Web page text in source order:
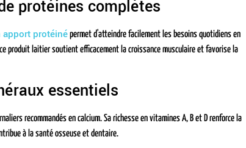
protéines complètes
protéinépermet d'atteindre facilement les besoins quotidiens en
produit laitier soutient efficacement la croissance musculaire et favorise la
essentiels
recommandés en calcium. Sa richesse en vitamines A, B et D renforce la
à la santé osseuse et dentaire.